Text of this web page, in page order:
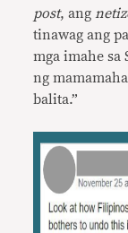
post, ang
tinawag ang
mga imahe sa
ng
balita.”